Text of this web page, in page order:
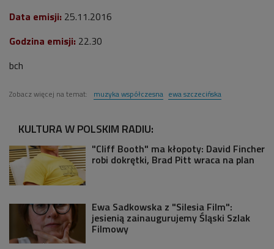
Data emisji: 25.11.2016
Godzina emisji: 22.30
bch
Zobacz więcej na temat: muzyka współczesna ewa szczecińska
KULTURA W POLSKIM RADIU:
"Cliff Booth" ma kłopoty: David Fincher
robi dokrętki, Brad Pitt wraca na plan
Ewa Sadkowska z "Silesia Film":
jesienią zainaugurujemy Śląski Szlak
Filmowy